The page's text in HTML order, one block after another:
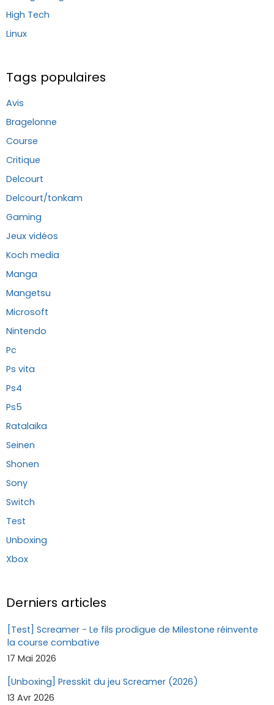
High Tech
Linux
Tags populaires
Avis
Bragelonne
Course
Critique
Delcourt
Delcourt/tonkam
Gaming
Jeux vidéos
Koch media
Manga
Mangetsu
Microsoft
Nintendo
Pc
Ps vita
Ps4
Ps5
Ratalaika
Seinen
Shonen
Sony
Switch
Test
Unboxing
Xbox
Derniers articles
[Test] Screamer - Le fils prodigue de Milestone réinvente
la course combative
17 Mai 2026
[Unboxing] Presskit du jeu Screamer (2026)
13 Avr 2026